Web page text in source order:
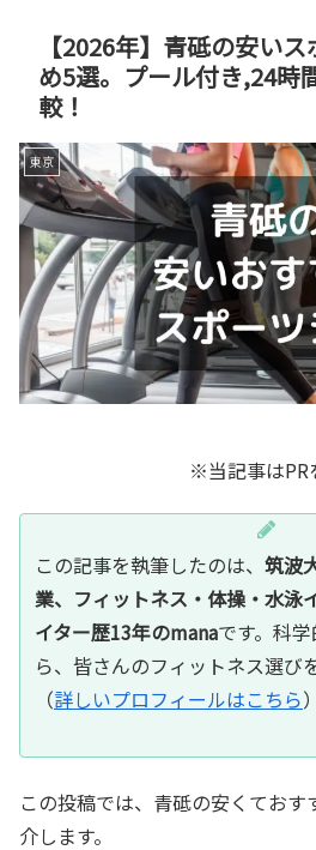
【2026年】青砥の安い
め5選。プール付き,24時
較！
東京
※当記事はPR
この記事を執筆したのは、 筑波
業、フィットネス・体操・水泳
イター歴13年のmanaです。科
ら、皆さんのフィットネス選び
（詳しいプロフィールはこちら）
この投稿では、青砥の安くてお
介します。